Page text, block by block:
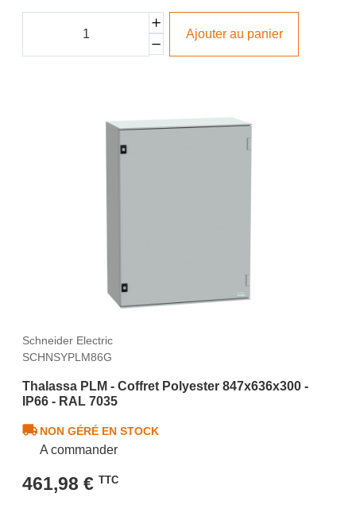
Ajouter au panier
Schneider Electric
SCHNSYPLM86G
Thalassa PLM - Coffret Polyester 847x636x300 -
IP66 - RAL 7035
NON GÉRÉ EN STOCK
A commander
461,98 € TTC